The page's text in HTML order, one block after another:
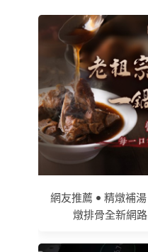
網友推薦 • 精燉補
燉排骨全新網